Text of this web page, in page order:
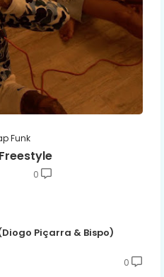
Funk
0
Piçarra & Bispo)
0